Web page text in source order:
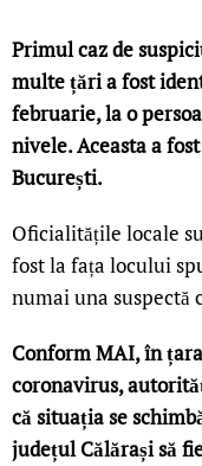
Primul caz de
multe țări a fost
februarie, la o
nivele. Aceasta a
București.
Oficialitățile locale
fost la fața locului
numai una suspectă
Conform MAI, în
coronavirus,
că situația se
județul Călărași să